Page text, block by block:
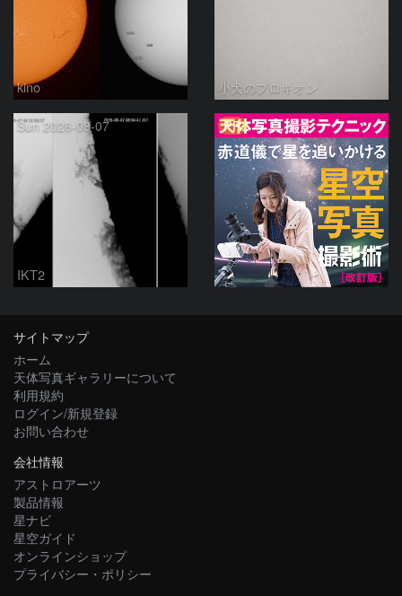
kino 小犬のプロキオン
Sun 2026-08-07
IKT2
PR
サイトマップ
ホーム
天体写真ギャラリーについて
利用規約
ログイン/新規登録
お問い合わせ
会社情報
アストロアーツ
製品情報
星ナビ
星空ガイド
オンラインショップ
プライバシー・ポリシー